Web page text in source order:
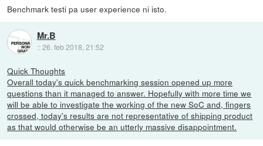
Benchmark testi pa user experience ni isto.
Mr.B
::26. feb 2018, 21:52
Quick Thoughts
Overall today's quick benchmarking session opened up more
questions than it managed to answer. Hopefully with more time we
will be able to investigate the working of the new SoC and, fingers
crossed, today's results are not representative of shipping product
as that would otherwise be an utterly massive disappointment.